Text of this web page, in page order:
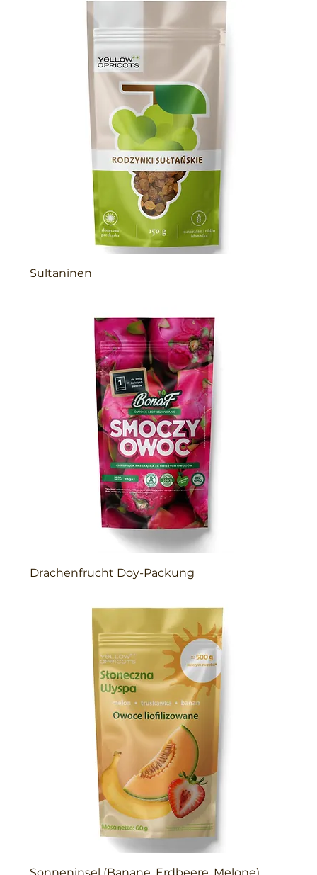
Sultaninen
Drachenfrucht Doy-Packung